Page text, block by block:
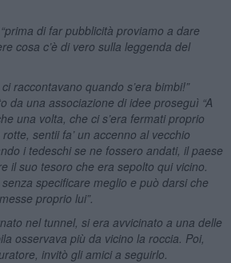
di far pubblicità proviamo a dare
cosa c’è di vero sulla leggenda del
raccontavano quando s’era bimbi!”
da una associazione di idee proseguì “A
una volta, che ci s’era fermati proprio
sentii fa’ un accenno al vecchio
i tedeschi se ne fossero andati, il paese
il suo tesoro che era sepolto qui vicino.
specificare meglio e può darsi che
proprio lui”.
nel tunnel, si era avvicinato a una delle
osservava più da vicino la roccia. Poi,
invitò gli amici a seguirlo.